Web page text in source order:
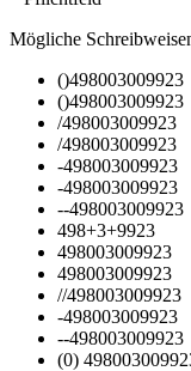
Mögliche
()498003009923
()498003009923
/498003009923
/498003009923
-498003009923
-498003009923
--498003009923
498+3+9923
498003009923
498003009923
//498003009923
-498003009923
--498003009923
(0)